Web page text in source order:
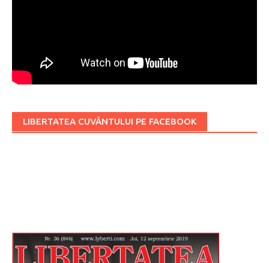
LIBERTATEA CUVÂNTULUI PE FACEBOOK